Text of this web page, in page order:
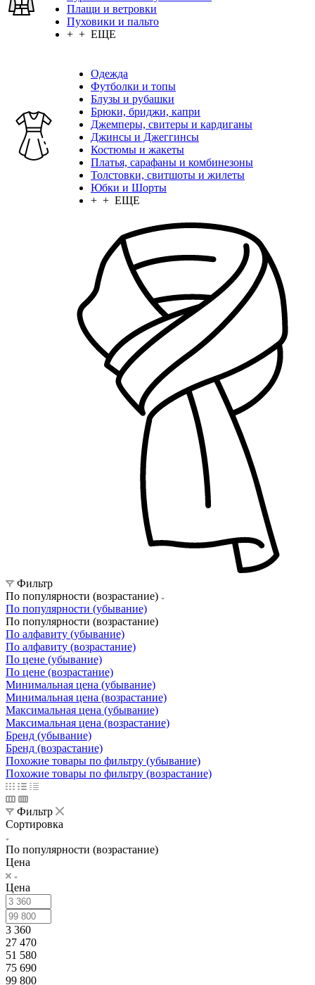
Плащи и ветровки
Пуховики и пальто
+ + ЕЩЕ
Одежда
Футболки и топы
Блузы и рубашки
Брюки, бриджи, капри
Джемперы, свитеры и кардиганы
Джинсы и Джеггинсы
Костюмы и жакеты
Платья, сарафаны и комбинезоны
Толстовки, свитшоты и жилеты
Юбки и Шорты
+ + ЕЩЕ
Фильтр
По популярности (возрастание)
По популярности (убывание)
По популярности (возрастание)
По алфавиту (убывание)
По алфавиту (возрастание)
По цене (убывание)
По цене (возрастание)
Минимальная цена (убывание)
Минимальная цена (возрастание)
Максимальная цена (убывание)
Максимальная цена (возрастание)
Бренд (убывание)
Бренд (возрастание)
Похожие товары по фильтру (убывание)
Похожие товары по фильтру (возрастание)
Фильтр
Сортировка
По популярности (возрастание)
Цена
Цена
3 360
27 470
51 580
75 690
99 800